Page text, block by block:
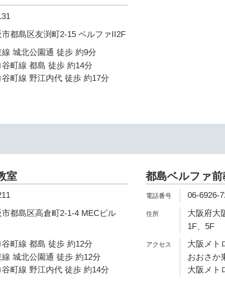
都島区友渕町2-15 ベルファII2F
城北公園通 徒歩 約9分
町線 都島 徒歩 約14分
町線 野江内代 徒歩 約17分
室
都島区高倉町2-1-4 MECビル
町線 都島 徒歩 約12分
城北公園通 徒歩 約12分
町線 野江内代 徒歩 約14分
都島ベルファ前
06-6926-
大阪府大
1F、5F
大阪メト
おおさか
大阪メト